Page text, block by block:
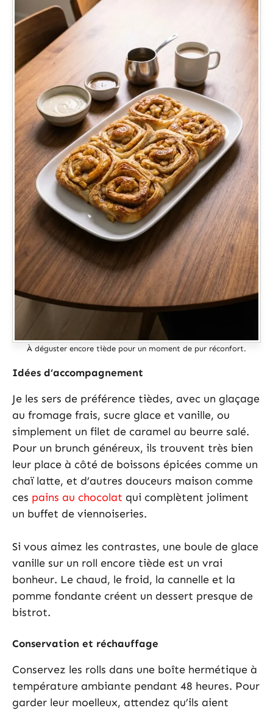
À déguster encore tiède pour un moment de pur réconfort.
Idées d’accompagnement
Je les sers de préférence tièdes, avec un glaçage
au fromage frais, sucre glace et vanille, ou
simplement un filet de caramel au beurre salé.
Pour un brunch généreux, ils trouvent très bien
leur place à côté de boissons épicées comme un
chaï latte, et d’autres douceurs maison comme
ces pains au chocolat qui complètent joliment
un buffet de viennoiseries.
Si vous aimez les contrastes, une boule de glace
vanille sur un roll encore tiède est un vrai
bonheur. Le chaud, le froid, la cannelle et la
pomme fondante créent un dessert presque de
bistrot.
Conservation et réchauffage
Conservez les rolls dans une boîte hermétique à
température ambiante pendant 48 heures. Pour
garder leur moelleux, attendez qu’ils aient